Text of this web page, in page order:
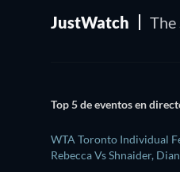
JustWatch The
Top 5 de eventos en
WTA Toronto Individual
Rebecca Vs Shnaider,